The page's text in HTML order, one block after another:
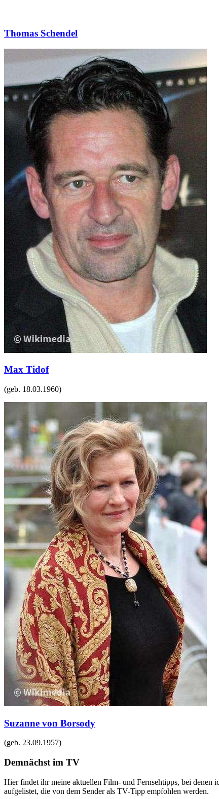
Thomas Schendel
Max Tidof
(geb. 18.03.1960)
Suzanne von Borsody
(geb. 23.09.1957)
Demnächst im TV
Hier findet ihr meine aktuellen Film- und Fernsehtipps, bei denen
aufgelistet, die von dem Sender als TV-Tipp empfohlen werden.